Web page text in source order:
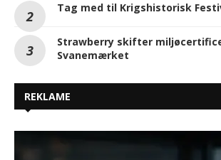
Tag med til Krigshistorisk
Strawberry skifter
Svanemærket
REKLAME